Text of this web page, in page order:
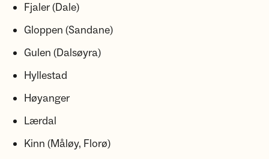
Fjaler (Dale)
Gloppen (Sandane)
Gulen (Dalsøyra)
Hyllestad
Høyanger
Lærdal
Kinn (Måløy, Florø)